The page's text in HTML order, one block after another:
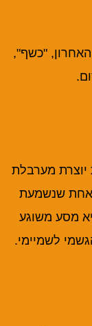
"כשף",
יוצרת מערבלת
אחת שנשמעת
מסע משוגע
לשמיימי.